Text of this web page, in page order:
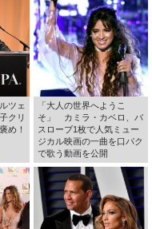
ツェ
クリ
め！
「大人の世界へようこ
そ」 カミラ・カベロ、バ
スローブ1枚で人気ミュー
ジカル映画の一曲を口パク
で歌う動画を公開